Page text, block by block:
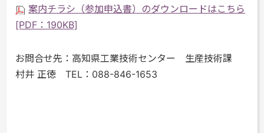
案内チラシ（参加申込書）のダウンロードはこちら
[PDF：190KB]
お問合せ先：高知県工業技術センター 生産技術課
村井 正徳 TEL： 088-846-1653